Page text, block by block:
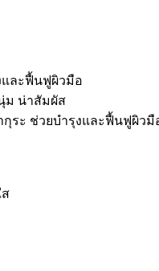
และฟื้นฟูผิวมือ
ม น่าสัมผัส
ระ ช่วยบำรุงและฟื้นฟูผิว